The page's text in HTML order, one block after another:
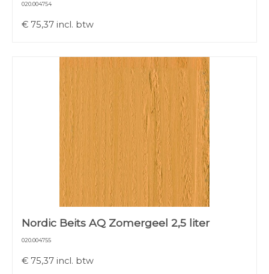
020.004754
€ 75,37 incl. btw
Nordic Beits AQ Zomergeel 2,5 liter
020.004755
€ 75,37 incl. btw